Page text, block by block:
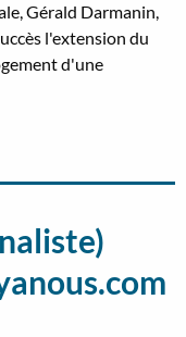
Gérald Darmanin,
l'extension du
d'une